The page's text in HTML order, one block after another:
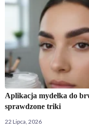
Aplikacja mydełka do
sprawdzone triki
22 Lipca, 2026